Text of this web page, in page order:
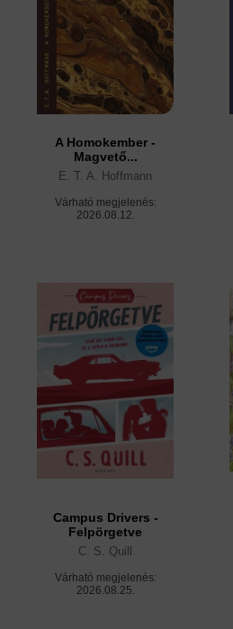
A Homokember -
Magvető...
E. T. A. Hoffmann
Várható megjelenés:
2026.08.12.
Campus Drivers -
Felpörgetve
C. S. Quill
Várható megjelenés:
2026.08.25.